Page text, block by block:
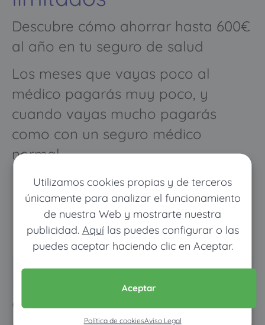
Utilizamos cookies propias y de terceros
únicamente para analizar el funcionamiento
de nuestra Web y mostrarte nuestra
publicidad. Aquílas puedes configurar o las
puedes aceptar haciendo clic en Aceptar.
Aceptar
Política de cookiesAviso Legal
Descubre cómo ahorrar hasta 600€
al año en tu seguro de salud
Los meses que vayas poco al
médico pagarás muy poco, y
cuando vayas mucho pagarás
como con un seguro médico
normal
Pon tus datos y descubre
cuánto dinero ahorrarías